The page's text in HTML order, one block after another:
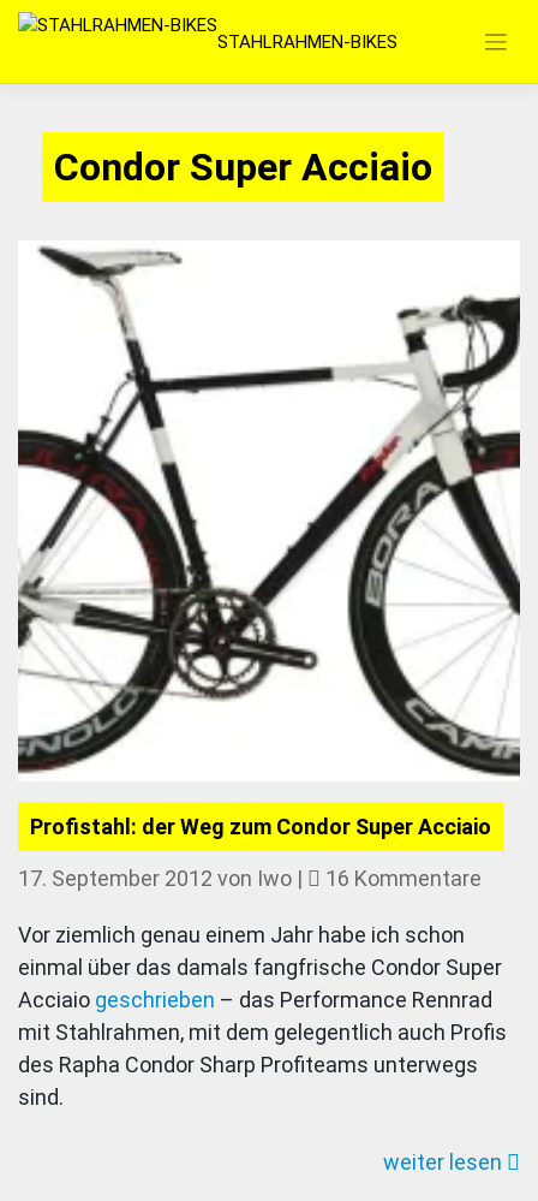
Zum
springen
STAHLRAHMEN-BIKES
Condor Super Acciaio
Profistahl: der Weg zum Condor Super Acciaio
17. September 2012 von Iwo | 16 Kommentare
Weg
zum
Vor ziemlich genau einem Jahr habe ich schon
einmal über das damals fangfrische Condor Super
Acciaio geschrieben – das Performance Rennrad
mit Stahlrahmen, mit dem gelegentlich auch Profis
des Rapha Condor Sharp Profiteams unterwegs
sind.
weiter lesen